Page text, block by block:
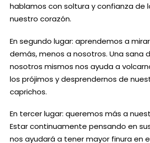
hablamos con soltura y confianza de
nuestro corazón.
En segundo lugar: aprendemos a
demás, menos a nosotros. Una sana
nosotros mismos nos ayuda a
los prójimos y desprendernos de
caprichos.
En tercer lugar: queremos más a
Estar continuamente pensando en
nos ayudará a tener mayor finura en